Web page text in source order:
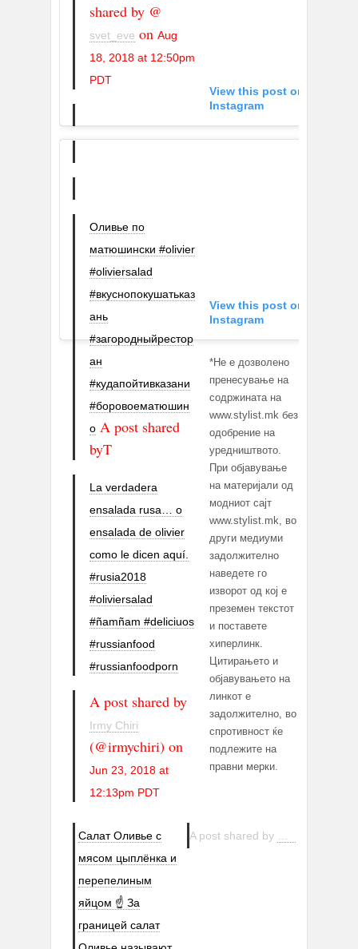
shared by @
svet_eve on Aug
18, 2018 at 12:50pm
PDT
Оливье по
матюшински #olivier
#oliviersalad
#вкуснопокушатьказ
ань
#загородныйрестор
ан
#кудапойтивказани
#боровоематюшин
о A post shared
byT
View this post on
Instagram
La verdadera
ensalada rusa… o
ensalada de olivier
como le dicen aquí.
#rusia2018
#oliviersalad
#ñamñam #deliciuos
#russianfood
#russianfoodporn
A post shared by
Irmy Chiri
(@irmychiri) on
Jun 23, 2018 at
12:13pm PDT
View this post on
Instagram
Салат Оливье с
мясом цыплёнка и
перепелиным
яйцом ☝ За
границей салат
*Не е дозволено
пренесување на
содржината на
www.stylist.mk без
одобрение на
уредништвото.
При објавување
на материјали од
модниот сајт
www.stylist.mk, во
други медиуми
задолжително
наведете го
изворот од кој е
преземен текстот
и поставете
хиперлинк.
Цитирањето и
објавувањето на
линкот е
задолжително, во
спротивност ќе
подлежите на
правни мерки.